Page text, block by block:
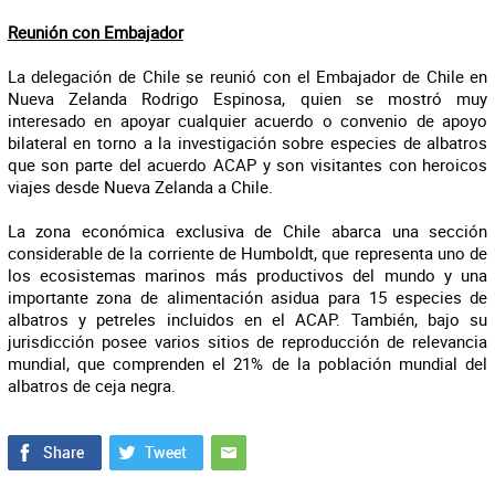
Reunión con Embajador
La delegación de Chile se reunió con el Embajador de Chile en
Nueva Zelanda Rodrigo Espinosa, quien se mostró muy
interesado en apoyar cualquier acuerdo o convenio de apoyo
bilateral en torno a la investigación sobre especies de albatros
que son parte del acuerdo ACAP y son visitantes con heroicos
viajes desde Nueva Zelanda a Chile.
La zona económica exclusiva de Chile abarca una sección
considerable de la corriente de Humboldt, que representa uno de
los ecosistemas marinos más productivos del mundo y una
importante zona de alimentación asidua para 15 especies de
albatros y petreles incluidos en el ACAP. También, bajo su
jurisdicción posee varios sitios de reproducción de relevancia
mundial, que comprenden el 21% de la población mundial del
albatros de ceja negra.